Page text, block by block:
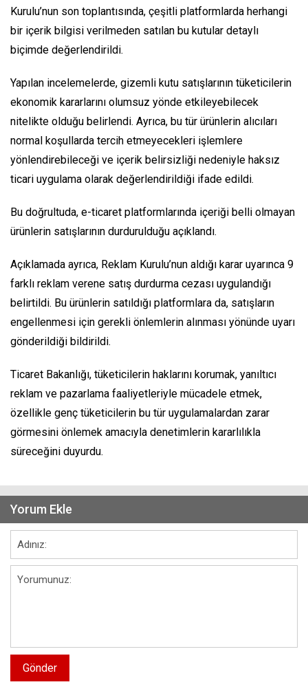
Kurulu’nun son toplantısında, çeşitli platformlarda herhangi
bir içerik bilgisi verilmeden satılan bu kutular detaylı
biçimde değerlendirildi.
Yapılan incelemelerde, gizemli kutu satışlarının tüketicilerin
ekonomik kararlarını olumsuz yönde etkileyebilecek
nitelikte olduğu belirlendi. Ayrıca, bu tür ürünlerin alıcıları
normal koşullarda tercih etmeyecekleri işlemlere
yönlendirebileceği ve içerik belirsizliği nedeniyle haksız
ticari uygulama olarak değerlendirildiği ifade edildi.
Bu doğrultuda, e-ticaret platformlarında içeriği belli olmayan
ürünlerin satışlarının durdurulduğu açıklandı.
Açıklamada ayrıca, Reklam Kurulu’nun aldığı karar uyarınca 9
farklı reklam verene satış durdurma cezası uygulandığı
belirtildi. Bu ürünlerin satıldığı platformlara da, satışların
engellenmesi için gerekli önlemlerin alınması yönünde uyarı
gönderildiği bildirildi.
Ticaret Bakanlığı, tüketicilerin haklarını korumak, yanıltıcı
reklam ve pazarlama faaliyetleriyle mücadele etmek,
özellikle genç tüketicilerin bu tür uygulamalardan zarar
görmesini önlemek amacıyla denetimlerin kararlılıkla
süreceğini duyurdu.
Yorum Ekle
Gönder